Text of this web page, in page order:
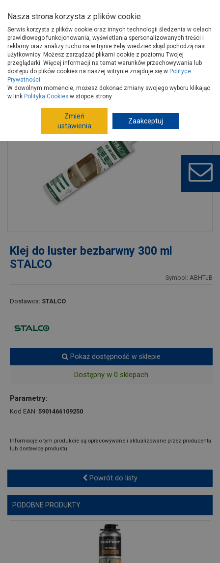
Strona główna Wykończenie Chemia budowlana
Pozostałe kleje, masy
Klej do luster bezbarwny 300 ml STALCO
Klej do luster bezbarwny 300 ml
STALCO
Symbol: ABHTJB
Dostawca: STALCO
Pokaż dostępność w sklepie
Dostępny w 0 sklepach
Parametry:
Kod EAN: 5901466109250
Informacje o tym produkcie są opracowywane i aktualizowane przez producenta
lub dostawcę produktu.
Powrót do listy
PODOBNE PRODUKTY
Nasza strona korzysta z plików cookie
Serwis korzysta z plików cookie oraz innych technologii śledzenia w celach
prawidłowego funkcjonowania, wyświetlania spersonalizowanych treści i
reklamy oraz analizy ruchu na witrynie żeby wiedzieć skąd pochodzą nasi
użytkownicy. Możesz zarządzać plikami cookie z poziomu Twojej
przeglądarki. Więcej informacji na temat warunków przechowywania lub
dostępu do plików cookies na naszej witrynie znajduje się w Polityce
Prywatności.
W dowolnym momencie, możesz dokonać zmiany swojego wyboru klikając
w link Polityka Cookies w stopce strony.
Zmień
ustawienia
Zaakceptuj